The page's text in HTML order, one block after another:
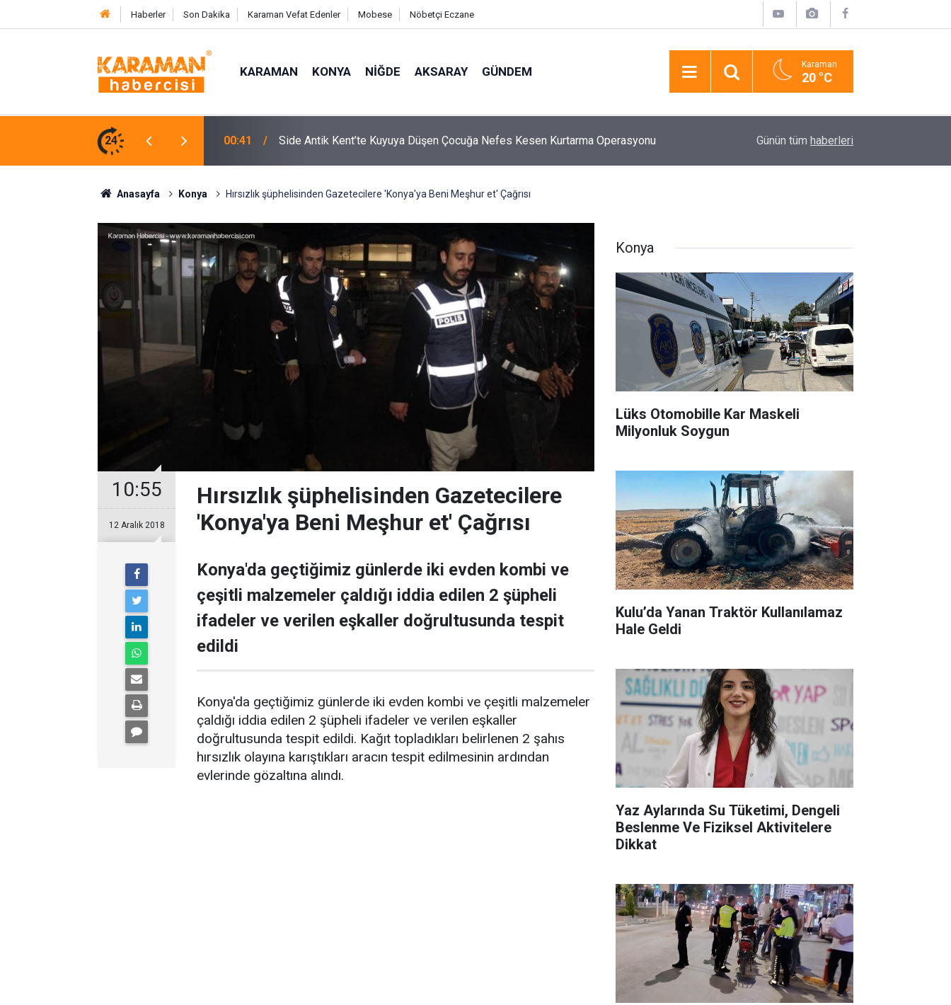
Haberler Son Dakika Karaman Vefat Edenler Mobese Nöbetçi Eczane
KARAMAN KONYA NIĞDE AKSARAY GÜNDEM Karaman
20 °C
24
Nefes Kesen Kurtarma Operasyonu 18:45 Alanya’da Mikroplastik Kirliliğine Karşı Mücadelenin Startı Verildi Pasajda Ölü Bulunan Eyüp Can Davası Sürüyor
Günün tüm haberleri
Anasayfa Konya Hırsızlık şüphelisinden Gazetecilere 'Konya'ya Beni Meşhur et' Çağrısı
10:55
12 Aralık 2018
Hırsızlık şüphelisinden Gazetecilere
'Konya'ya Beni Meşhur et' Çağrısı
Konya'da geçtiğimiz günlerde iki evden kombi ve
çeşitli malzemeler çaldığı iddia edilen 2 şüpheli
ifadeler ve verilen eşkaller doğrultusunda tespit
edildi
Konya'da geçtiğimiz günlerde iki evden kombi ve çeşitli malzemeler
çaldığı iddia edilen 2 şüpheli ifadeler ve verilen eşkaller
doğrultusunda tespit edildi. Kağıt topladıkları belirlenen 2 şahıs
hırsızlık olayına karıştıkları aracın tespit edilmesinin ardından
evlerinde gözaltına alındı.
Konya
Lüks Otomobille Kar Maskeli
Milyonluk Soygun
Kulu’da Yanan Traktör Kullanılamaz
Hale Geldi
Yaz Aylarında Su Tüketimi, Dengeli
Beslenme Ve Fiziksel Aktivitelere
Dikkat